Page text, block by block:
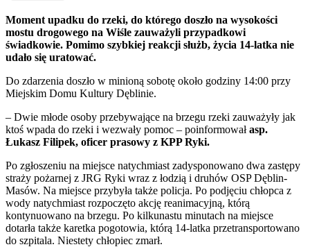
Moment upadku do rzeki, do którego doszło na wysokości
mostu drogowego na Wiśle zauważyli przypadkowi
świadkowie. Pomimo szybkiej reakcji służb, życia 14-latka nie
udało się uratować.
Do zdarzenia doszło w minioną sobotę około godziny 14:00 przy
Miejskim Domu Kultury Dęblinie.
– Dwie młode osoby przebywające na brzegu rzeki zauważyły jak
ktoś wpada do rzeki i wezwały pomoc – poinformowałasp.
Łukasz Filipek, oficer prasowy z KPP Ryki.
Po zgłoszeniu na miejsce natychmiast zadysponowano dwa zastępy
straży pożarnej z JRG Ryki wraz z łodzią i druhów OSP Dęblin-
Masów. Na miejsce przybyła także policja. Po podjęciu chłopca z
wody natychmiast rozpoczęto akcję reanimacyjną, którą
kontynuowano na brzegu. Po kilkunastu minutach na miejsce
dotarła także karetka pogotowia, którą 14-latka przetransportowano
do szpitala. Niestety chłopiec zmarł.